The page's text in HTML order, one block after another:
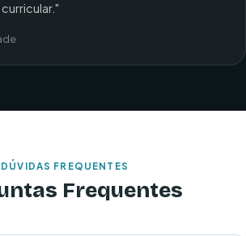
DÚVIDAS FREQUENTES
Frequentes